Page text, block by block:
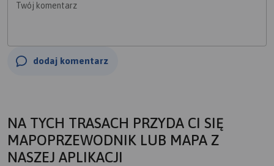
Twój komentarz
dodaj komentarz
NA TYCH TRASACH PRZYDA CI SIĘ
MAPOPRZEWODNIK LUB MAPA Z
NASZEJ APLIKACJI